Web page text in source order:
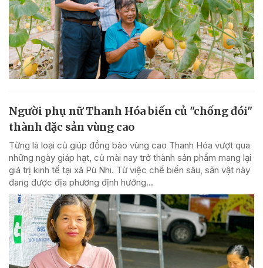
Người phụ nữ Thanh Hóa biến củ "chống đói"
thành đặc sản vùng cao
Từng là loại củ giúp đồng bào vùng cao Thanh Hóa vượt qua
những ngày giáp hạt, củ mài nay trở thành sản phẩm mang lại
giá trị kinh tế tại xã Pù Nhi. Từ việc chế biến sâu, sản vật này
đang được địa phương định hướng...